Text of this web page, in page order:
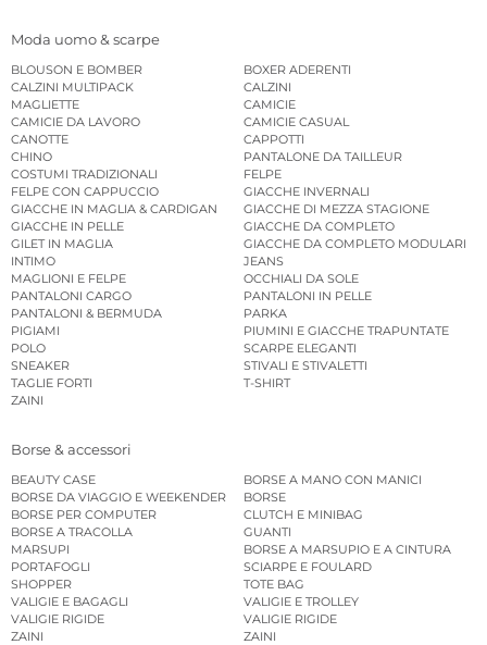
Moda uomo & scarpe
BLOUSON E BOMBER
BOXER ADERENTI
CALZINI MULTIPACK
CALZINI
MAGLIETTE
CAMICIE
CAMICIE DA LAVORO
CAMICIE CASUAL
CANOTTE
CAPPOTTI
CHINO
PANTALONE DA TAILLEUR
COSTUMI TRADIZIONALI
FELPE
FELPE CON CAPPUCCIO
GIACCHE INVERNALI
GIACCHE IN MAGLIA & CARDIGAN
GIACCHE DI MEZZA STAGIONE
GIACCHE IN PELLE
GIACCHE DA COMPLETO
GILET IN MAGLIA
GIACCHE DA COMPLETO MODULARI
INTIMO
JEANS
MAGLIONI E FELPE
OCCHIALI DA SOLE
PANTALONI CARGO
PANTALONI IN PELLE
PANTALONI & BERMUDA
PARKA
PIGIAMI
PIUMINI E GIACCHE TRAPUNTATE
POLO
SCARPE ELEGANTI
SNEAKER
STIVALI E STIVALETTI
TAGLIE FORTI
T-SHIRT
ZAINI
Borse & accessori
BEAUTY CASE
BORSE A MANO CON MANICI
BORSE DA VIAGGIO E WEEKENDER
BORSE
BORSE PER COMPUTER
CLUTCH E MINIBAG
BORSE A TRACOLLA
GUANTI
MARSUPI
BORSE A MARSUPIO E A CINTURA
PORTAFOGLI
SCIARPE E FOULARD
SHOPPER
TOTE BAG
VALIGIE E BAGAGLI
VALIGIE E TROLLEY
VALIGIE RIGIDE
VALIGIE RIGIDE
ZAINI
ZAINI